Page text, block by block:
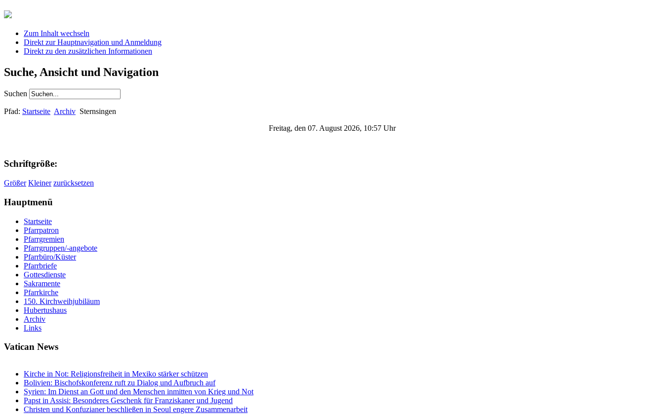
Zum Inhalt wechseln
Direkt zur Hauptnavigation und Anmeldung
Direkt zu den zusätzlichen Informationen
Suche, Ansicht und Navigation
Suchen
Pfad: Startseite Archiv Sternsingen
Freitag, den 07. August 2026, 10:57 Uhr
Schriftgröße:
Größer Kleiner zurücksetzen
Hauptmenü
Startseite
Pfarrpatron
Pfarrgremien
Pfarrgruppen/-angebote
Pfarrbüro/Küster
Pfarrbriefe
Gottesdienste
Sakramente
Pfarrkirche
150. Kirchweihjubiläum
Hubertushaus
Archiv
Links
Vatican News
Kirche in Not: Religionsfreiheit in Mexiko stärker schützen
Bolivien: Bischofskonferenz ruft zu Dialog und Aufbruch auf
Syrien: Im Dienst an Gott und den Menschen inmitten von Krieg und Not
Papst in Assisi: Besonderes Geschenk für Franziskaner und Jugend
Christen und Konfuzianer beschließen in Seoul engere Zusammenarbeit